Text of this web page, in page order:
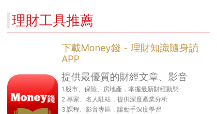
理財工具推薦
下載Money錢 - 理財知識隨身讀
APP
提供最優質的財經文章、影音
1.股市、保險、房地產，掌握最新財經動態
2.專家、名人駐站，提供深度產業分析
3.課程、影音專區，讓動手深度學習